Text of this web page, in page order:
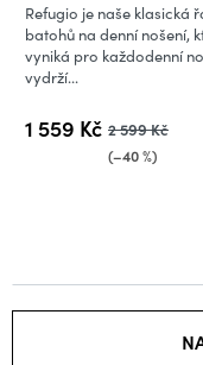
1 559 Kč 2 599 Kč
(–40 %)
Refugio je naše klasická
batohů na denní nošení,
vyniká pro každodenní
vydrží...